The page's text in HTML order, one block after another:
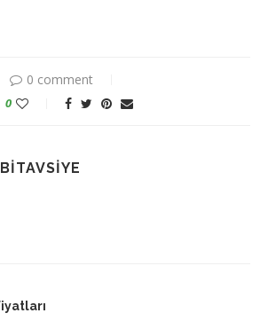
0 comment
0